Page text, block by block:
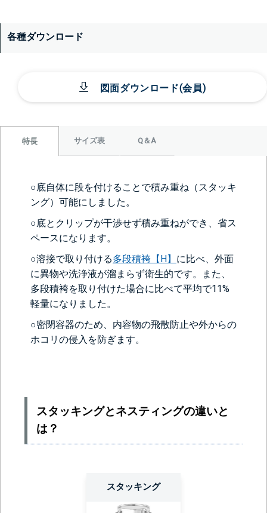
各種ダウンロード
図面ダウンロード(会員)
特長 サイズ表 Q＆A
○底自体に段を付けることで積み重ね（スタッキ
ング）可能にしました。
○底とクリップが干渉せず積み重ねができ、省ス
ペースになります。
○溶接で取り付ける多段積袴【H】 に比べ、外面
に異物や洗浄液が溜まらず衛生的です。また、
多段積袴を取り付けた場合に比べて平均で11%
軽量になりました。
○密閉容器のため、内容物の飛散防止や外からの
ホコリの侵入を防ぎます。
スタッキングとネスティングの違いと
は？
スタッキング